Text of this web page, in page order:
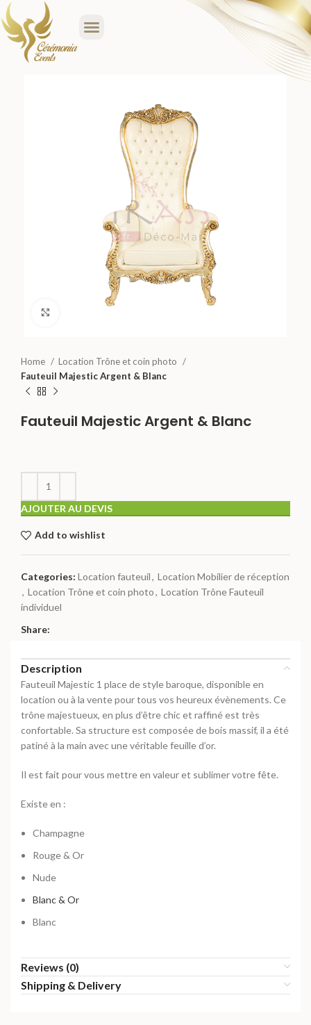
Home
Location Trône et coin photo
Fauteuil Majestic Argent & Blanc
Fauteuil Majestic Argent & Blanc
AJOUTER AU DEVIS
Add to wishlist
Categories: Location fauteuil, Location Mobilier de réception
, Location Trône et coin photo, Location Trône Fauteuil
individuel
Share:
Description
Fauteuil Majestic 1 place de style baroque, disponible en
location ou à la vente pour tous vos heureux évènements. Ce
trône majestueux, en plus d’être chic et raffiné est très
confortable. Sa structure est composée de bois massif, il a été
patiné à la main avec une véritable feuille d’or.
Il est fait pour vous mettre en valeur et sublimer votre fête.
Existe en :
Champagne
Rouge & Or
Nude
Blanc & Or
Blanc
Reviews (0)
Shipping & Delivery